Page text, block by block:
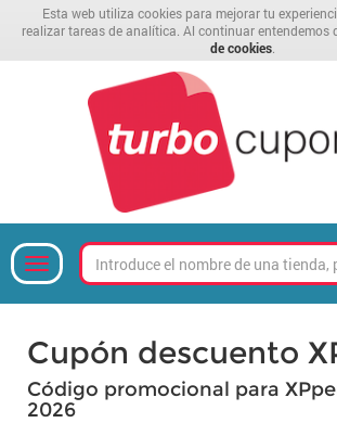
Esta web utiliza cookies para mejorar tu
realizar tareas de analítica. Al continuar entendemos
de cookies
Cupón descuento
Código promocional para
2026